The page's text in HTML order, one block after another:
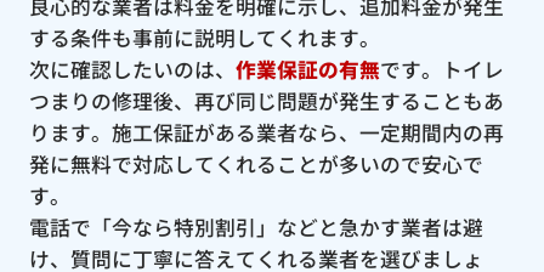
良心的な業者は料金を明確に示し、追加料金が発生
する条件も事前に説明してくれます。
次に確認したいのは、 作業保証の有無です。トイレ
つまりの修理後、再び同じ問題が発生することもあ
ります。施工保証がある業者なら、一定期間内の再
発に無料で対応してくれることが多いので安心で
す。
電話で「今なら特別割引」などと急かす業者は避
け、質問に丁寧に答えてくれる業者を選びましょ